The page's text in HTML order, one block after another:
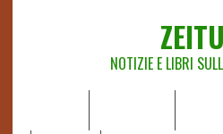
NOTIZIE E LIBRI